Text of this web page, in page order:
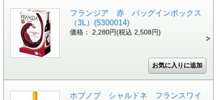
フランジア 赤 バッグインボックス
（3L）(5300014)
価格： 2,280円(税込 2,508円)
ホブノブ シャルドネ フランスワイ